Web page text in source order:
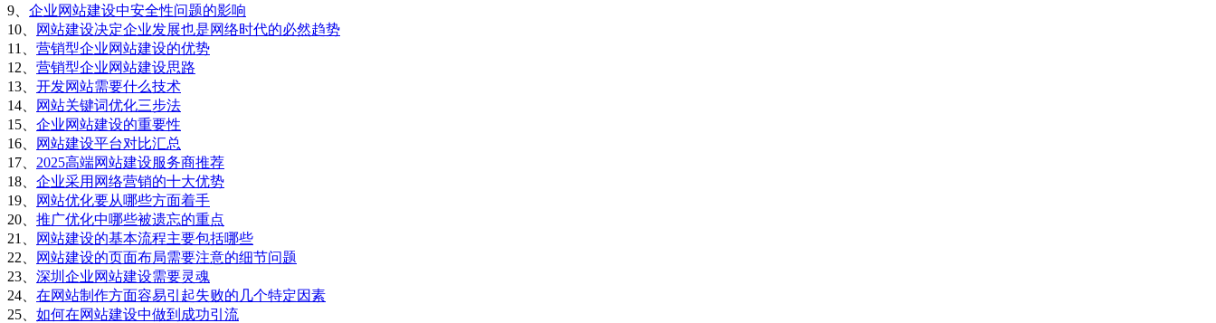
9、 企业网站建设中安全性问题的影响
10、
网站建设决定企业发展也是网络时代的必然趋势
11、 营销型企业网站建设的优势
12、 营销型企业网站建设思路
13、 开发网站需要什么技术
14、
网站关键词优化三步法
15、 企业网站建设的重要性
16、
网站建设平台对比汇总
17、 2025高端网站建设服务商推荐
18、 企业采用网络营销的十大优势
19、
网站优化要从哪些方面着手
20、 推广优化中哪些被遗忘的重点
21、
网站建设的基本流程主要包括哪些
22、
网站建设的页面布局需要注意的细节问题
23、 深圳企业网站建设需要灵魂
24、 在网站制作方面容易引起失败的几个特定因素
25、 如何在网站建设中做到成功引流